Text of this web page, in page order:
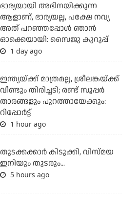
ഭാര്യയായി അഭിനയിക്കുന്ന
ആളാണ്, ഭാര്യയല്ല, പക്ഷേ നവ്യ
അത് പറഞ്ഞപ്പോള്‍ ഞാന്‍
ഓക്കെയായി: സൈജു കുറുപ്പ്
1 day ago
ഇന്ത്യയ്ക്ക് മാത്രമല്ല, ശ്രീലങ്കയ്ക്ക്
വീണ്ടും തിരിച്ചടി; രണ്ട് സൂപ്പര്‍
താരങ്ങളും പുറത്തായേക്കും:
റിപ്പോര്‍ട്ട്
1 hour ago
തുടക്കക്കാര്‍ കിടുക്കി, വിസ്മയ
ഇനിയും തുടരും...
5 hours ago